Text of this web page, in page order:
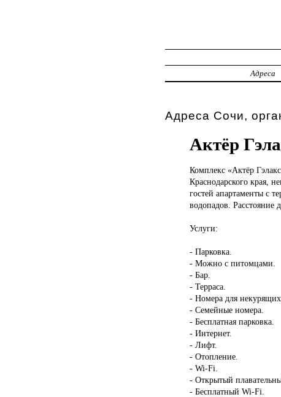
Адреса
Адреса Сочи,
Актёр
Комплекс «Актёр
Краснодарского края,
гостей апартаменты с
водопадов. Расстояние
Услуги:
- Парковка.
- Можно с питомцами.
- Бар.
- Терраса.
- Номера для некурящих.
- Семейные номера.
- Бесплатная парковка.
- Интернет.
- Лифт.
- Отопление.
- Wi-Fi.
- Открытый
- Бесплатный Wi-Fi.